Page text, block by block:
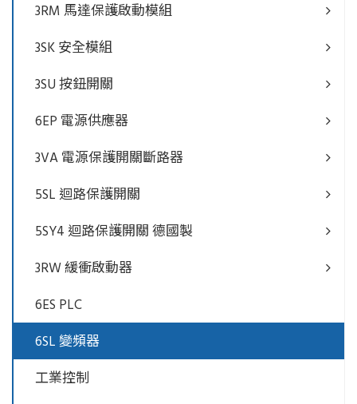
3RM 馬達保護啟動模組
3SK 安全模組
3SU 按鈕開關
6EP 電源供應器
3VA 電源保護開關斷路器
5SL 迴路保護開關
5SY4 迴路保護開關 德國製
3RW 緩衝啟動器
6ES PLC
6SL 變頻器
工業控制